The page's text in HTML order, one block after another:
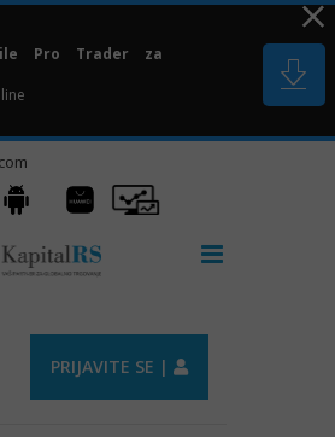
Pro Trader za
Huawei
AppGallery
Pro
Trader
PRIJAVITE SE |